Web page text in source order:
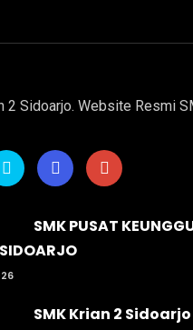
2 Sidoarjo. Website Resmi
SMK PUSAT
SMK Krian 2